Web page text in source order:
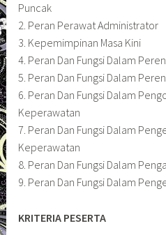
Puncak
2. Peran Perawat Administrator
3. Kepemimpinan Masa Kini
4. Peran Dan Fungsi Dalam
5. Peran Dan Fungsi Dalam
6. Peran Dan Fungsi Dalam
Keperawatan
7. Peran Dan Fungsi Dalam
Keperawatan
8. Peran Dan Fungsi Dalam
9. Peran Dan Fungsi Dalam
KRITERIA PESERTA